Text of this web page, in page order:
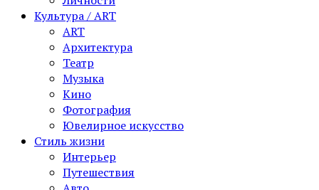
Культура / ART
ART
Архитектура
Театр
Музыка
Кино
Фотография
Ювелирное искусство
Стиль жизни
Интерьер
Путешествия